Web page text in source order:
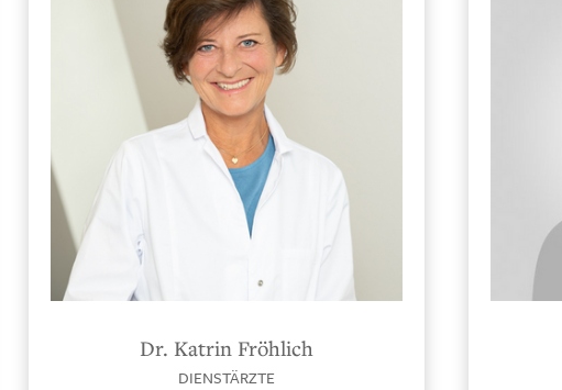
Dr. Katrin Fröhlich
DIENSTÄRZTE